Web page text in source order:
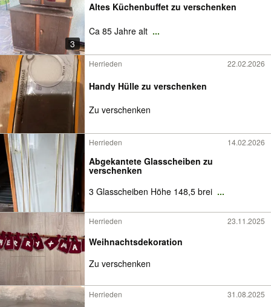
3
Altes Küchenbuffet zu verschenken
Ca 85 Jahre alt ...
Herrieden 22.02.2026
Handy Hülle zu verschenken
Zu verschenken
Herrieden 14.02.2026
Abgekantete Glasscheiben zu
verschenken
3 Glasscheiben Höhe 148,5 brei ...
Herrieden 23.11.2025
Weihnachtsdekoration
Zu verschenken
Herrieden 31.08.2025